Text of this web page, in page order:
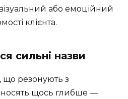
або емоційний
клієнта.
сильні назви
що резонують з
щось глибше —